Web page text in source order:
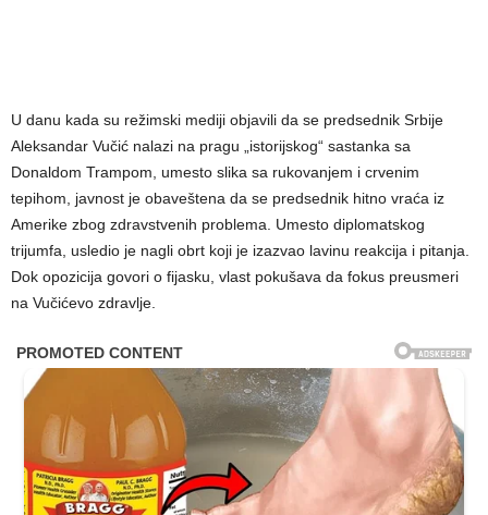
U danu kada su režimski mediji objavili da se predsednik Srbije
Aleksandar Vučić nalazi na pragu „istorijskog“ sastanka sa
Donaldom Trampom, umesto slika sa rukovanjem i crvenim
tepihom, javnost je obaveštena da se predsednik hitno vraća iz
Amerike zbog zdravstvenih problema. Umesto diplomatskog
trijumfa, usledio je nagli obrt koji je izazvao lavinu reakcija i pitanja.
Dok opozicija govori o fijasku, vlast pokušava da fokus preusmeri
na Vučićevo zdravlje.